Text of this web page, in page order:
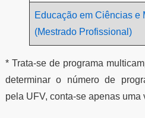
Educação em Ciências e
(Mestrado Profissional)
* Trata-se de programa
determinar o número de
pela UFV, conta-se apenas uma